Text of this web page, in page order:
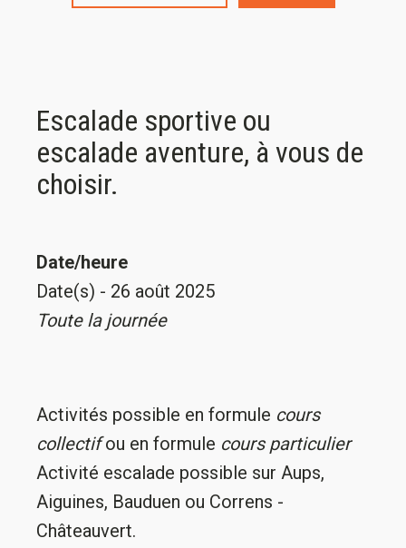
Escalade sportive ou
escalade aventure, à vous de
choisir.
Date/heure
Date(s) - 26 août 2025
Toute la journée
Activités possible en formule cours
collectifou en formule cours particulier
Activité escalade possible sur Aups,
Aiguines, Bauduen ou Correns -
Châteauvert.